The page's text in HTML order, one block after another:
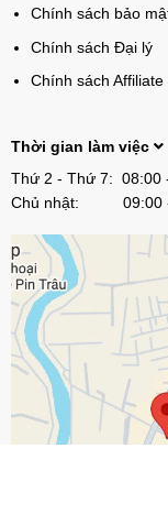
Chính sách bảo
Chính sách Đại lý
Chính sách
Thời gian làm việc
Thứ 2 - Thứ 7: 08:00
Chủ nhật: 09:00 -